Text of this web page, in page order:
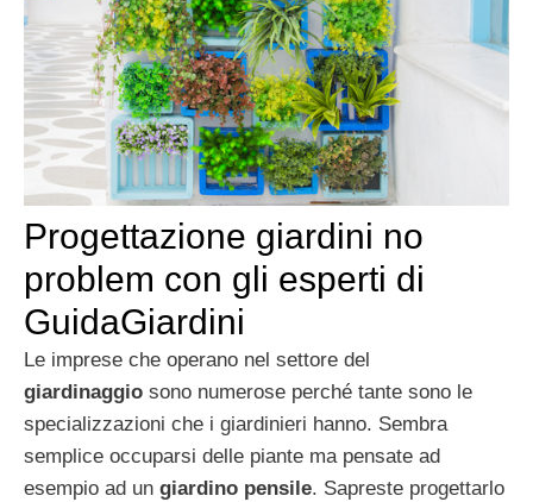
Progettazione giardini no
problem con gli esperti di
GuidaGiardini
Le imprese che operano nel settore del
giardinaggio sono numerose perché tante sono le
specializzazioni che i giardinieri hanno. Sembra
semplice occuparsi delle piante ma pensate ad
esempio ad un giardino pensile. Sapreste progettarlo